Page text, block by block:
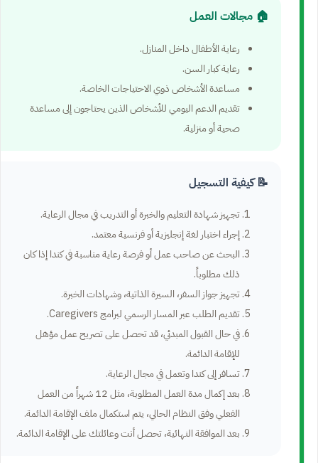
🏠 مجالات العمل
رعاية الأطفال داخل المنازل.
رعاية كبار السن.
مساعدة الأشخاص ذوي الاحتياجات الخاصة.
تقديم الدعم اليومي للأشخاص الذين يحتاجون إلى مساعدة
صحية أو منزلية.
📝 كيفية التسجيل
تجهيز شهادة التعليم والخبرة أو التدريب في مجال الرعاية.
إجراء اختبار لغة إنجليزية أو فرنسية معتمد.
البحث عن صاحب عمل أو فرصة رعاية مناسبة في كندا إذا كان
ذلك مطلوباً.
تجهيز جواز السفر، السيرة الذاتية، وشهادات الخبرة.
تقديم الطلب عبر المسار الرسمي لبرامج Caregivers.
في حال القبول المبدئي، قد تحصل على تصريح عمل مؤهل
للإقامة الدائمة.
تسافر إلى كندا وتعمل في مجال الرعاية.
بعد إكمال مدة العمل المطلوبة، مثل 12 شهراً من العمل
الفعلي وفق النظام الحالي، يتم استكمال ملف الإقامة الدائمة.
بعد الموافقة النهائية، تحصل أنت وعائلتك على الإقامة الدائمة.